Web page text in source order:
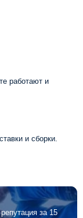
работают и
и сборки.
за 15